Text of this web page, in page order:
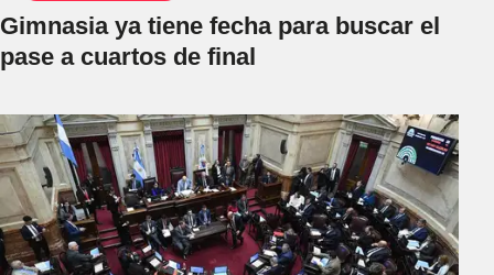
Gimnasia ya tiene fecha para buscar el
pase a cuartos de final